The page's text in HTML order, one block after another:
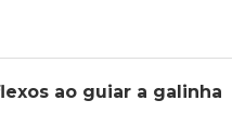
ao guiar a galinha